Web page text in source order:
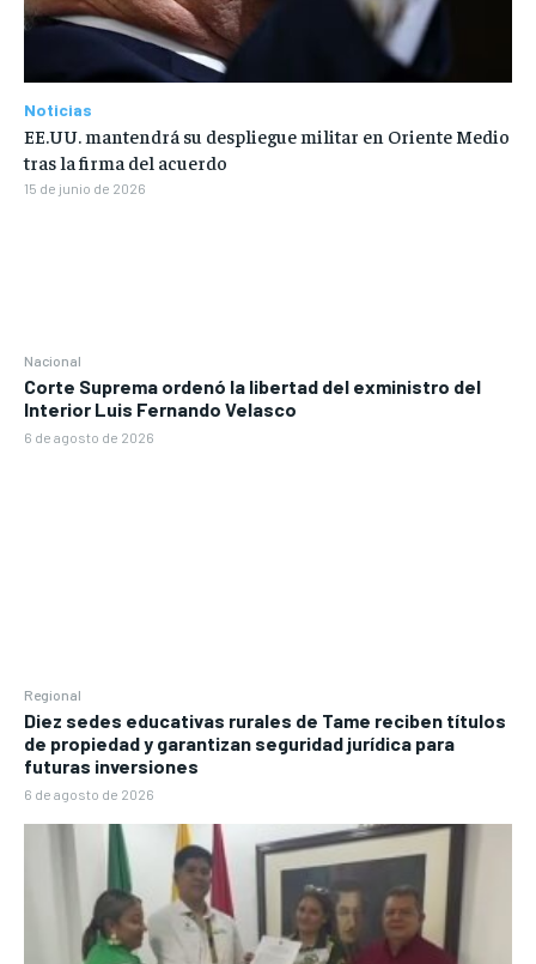
Nacional
Corte Suprema ordenó la libertad del exministro del
Interior Luis Fernando Velasco
6 de agosto de 2026
Regional
Diez sedes educativas rurales de Tame reciben títulos
de propiedad y garantizan seguridad jurídica para
futuras inversiones
6 de agosto de 2026
Noticias
EE.UU. mantendrá su despliegue militar en Oriente Medio
tras la firma del acuerdo
15 de junio de 2026